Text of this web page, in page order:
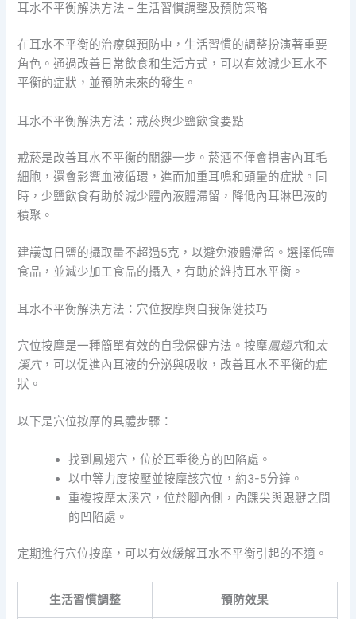
耳水不平衡解決方法 – 生活習慣調整及預防策略
在耳水不平衡的治療與預防中，生活習慣的調整扮演著重要
角色。通過改善日常飲食和生活方式，可以有效減少耳水不
平衡的症狀，並預防未來的發生。
耳水不平衡解決方法：戒菸與少鹽飲食要點
戒菸是改善耳水不平衡的關鍵一步。菸酒不僅會損害內耳毛
細胞，還會影響血液循環，進而加重耳鳴和頭暈的症狀。同
時，少鹽飲食有助於減少體內液體滯留，降低內耳淋巴液的
積聚。
建議每日鹽的攝取量不超過5克，以避免液體滯留。選擇低鹽
食品，並減少加工食品的攝入，有助於維持耳水平衡。
耳水不平衡解決方法：穴位按摩與自我保健技巧
穴位按摩是一種簡單有效的自我保健方法。按摩鳳翅穴和太
溪穴，可以促進內耳液的分泌與吸收，改善耳水不平衡的症
狀。
以下是穴位按摩的具體步驟：
找到鳳翅穴，位於耳垂後方的凹陷處。
以中等力度按壓並按摩該穴位，約3-5分鐘。
重複按摩太溪穴，位於腳內側，內踝尖與跟腱之間
的凹陷處。
定期進行穴位按摩，可以有效緩解耳水不平衡引起的不適。
生活習慣調整 預防效果